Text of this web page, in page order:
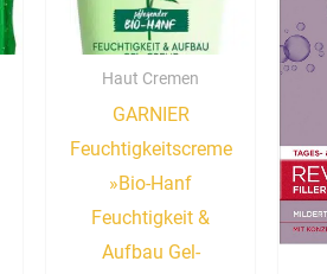
Haut Cremen
GARNIER
Feuchtigkeitscreme
»Bio-Hanf
Feuchtigkeit &
Aufbau Gel-